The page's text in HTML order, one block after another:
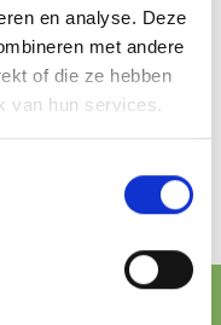
en analyse. Deze
met andere
of die ze hebben
van hun services.